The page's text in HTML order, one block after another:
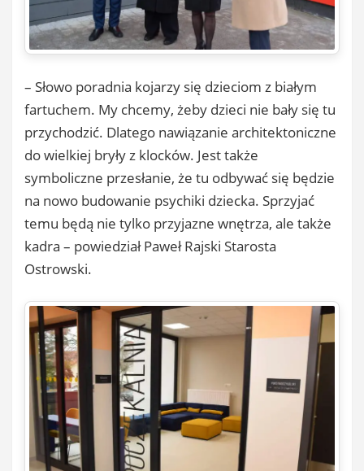
– Słowo poradnia kojarzy się dzieciom z białym
fartuchem. My chcemy, żeby dzieci nie bały się tu
przychodzić. Dlatego nawiązanie architektoniczne
do wielkiej bryły z klocków. Jest także
symboliczne przesłanie, że tu odbywać się będzie
na nowo budowanie psychiki dziecka. Sprzyjać
temu będą nie tylko przyjazne wnętrza, ale także
kadra – powiedział Paweł Rajski Starosta
Ostrowski.